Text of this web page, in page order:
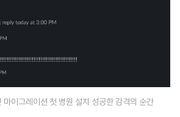
이그레이션 첫 병원 설치 성공한 감격의 순간